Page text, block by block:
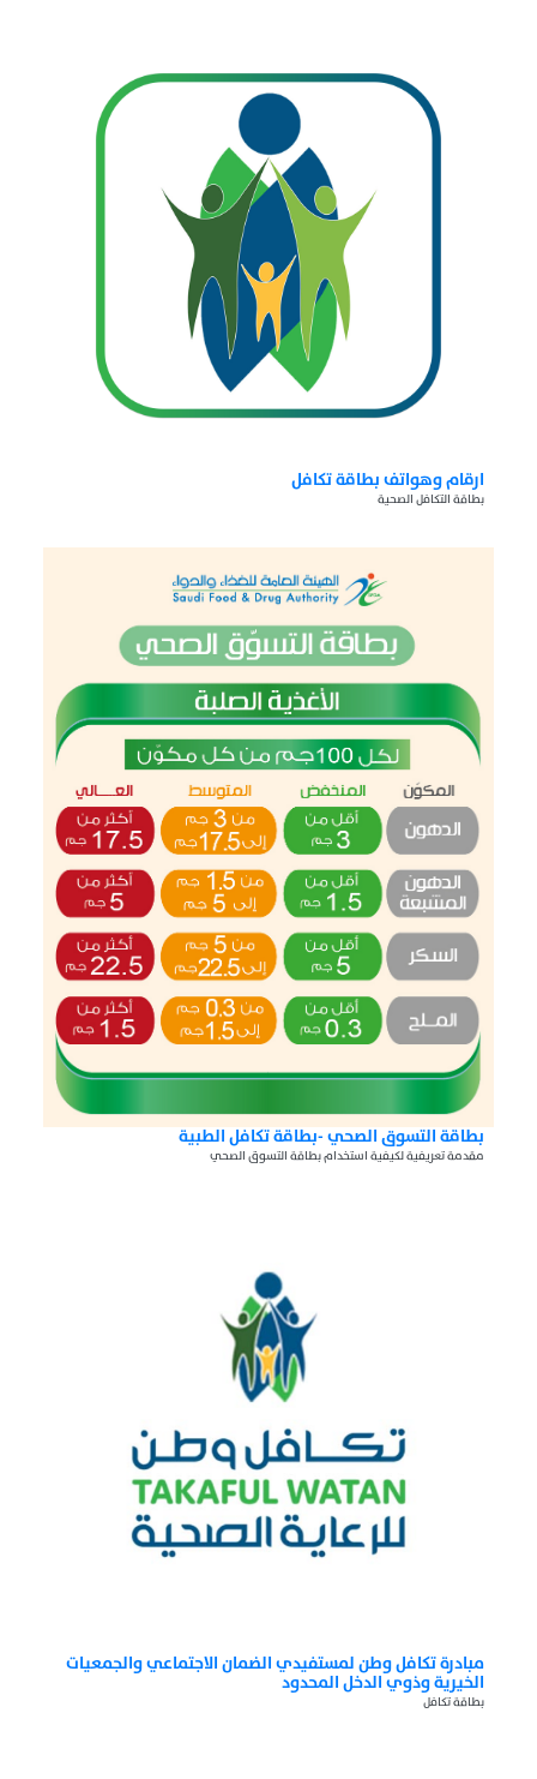
ارقام وهواتف بطاقة تكافل
بطاقة التكافل الصحية
بطاقة التسوق الصحي -بطاقة تكافل الطبية
مقدمة تعريفية لكيفية استخدام بطاقة التسوق الصحي
مبادرة تكافل وطن لمستفيدي الضمان الاجتماعي والجمعيات
الخيرية وذوي الدخل المحدود
بطاقة تكافل